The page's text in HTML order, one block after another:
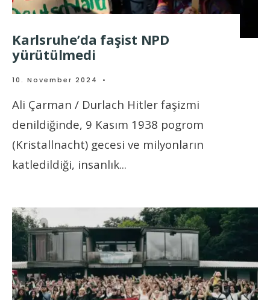
Karlsruhe’da faşist NPD
yürütülmedi
10. November 2024 •
Ali Çarman / Durlach Hitler faşizmi
denildiğinde, 9 Kasım 1938 pogrom
(Kristallnacht) gecesi ve milyonların
katledildiği, insanlık...